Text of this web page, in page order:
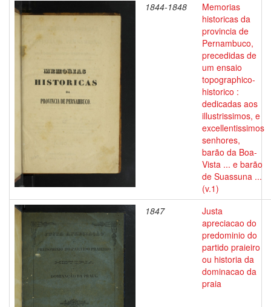
1844-1848
Memorias
historicas da
provincia de
Pernambuco,
precedidas de
um ensaio
topographico-
historico :
dedicadas aos
illustrissimos, e
excellentissimos
senhores,
barão da Boa-
Vista ... e barão
de Suassuna ...
(v.1)
1847
Justa
apreciacao do
predominio do
partido praieiro
ou historia da
dominacao da
praia